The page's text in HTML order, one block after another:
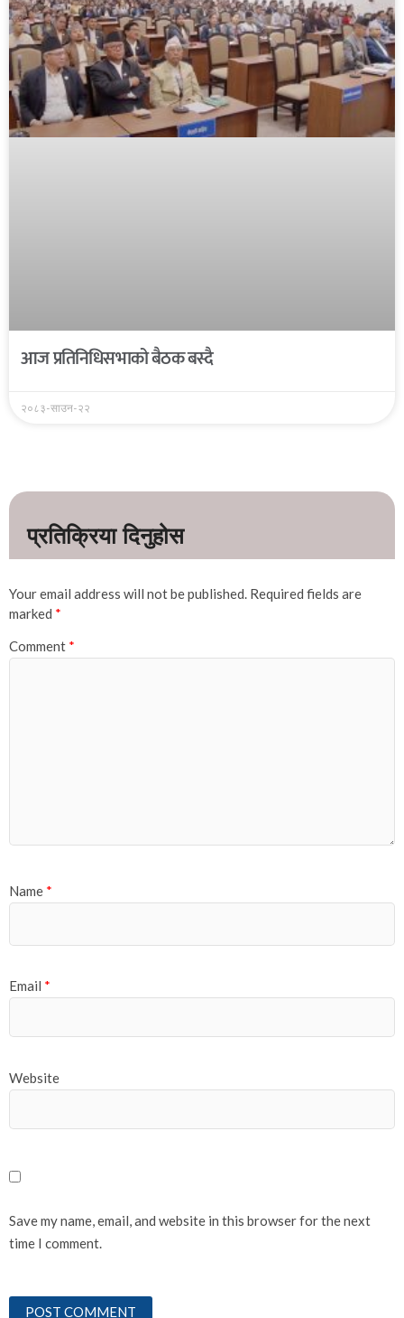
आज प्रतिनिधिसभाको बैठक बस्दै
२०८३-साउन-२२
Your email address will not be published. Required fields are
marked *
Comment *
Name *
Email *
Website
Save my name, email, and website in this browser for the next
time I comment.